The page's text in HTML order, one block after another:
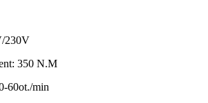
230V
350 N.M
60ot./min